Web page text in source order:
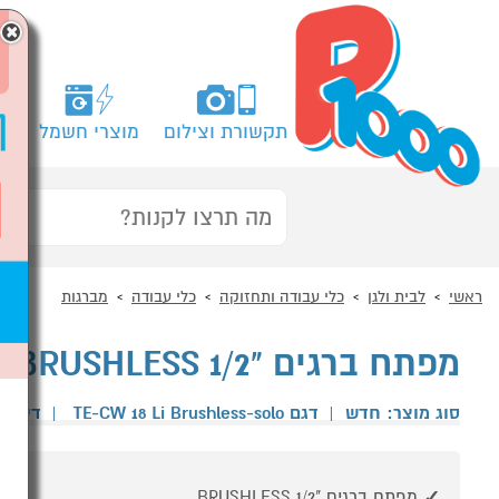
תקשורת וצילום מוצרי חשמל
ראשי לבית ולגן כלי עבודה ותחזוקה כלי עבודה מברגות
מפתח ברגים "1/2 BRUSHLESS (גוף) קומפקטי ונוח להפעלה
סוג מוצר: חדש | דגם TE-CW 18 Li Brushless-solo |
×